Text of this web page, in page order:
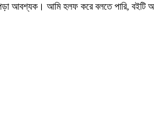
আমি হলফ করে বলতে পারি, বইটি